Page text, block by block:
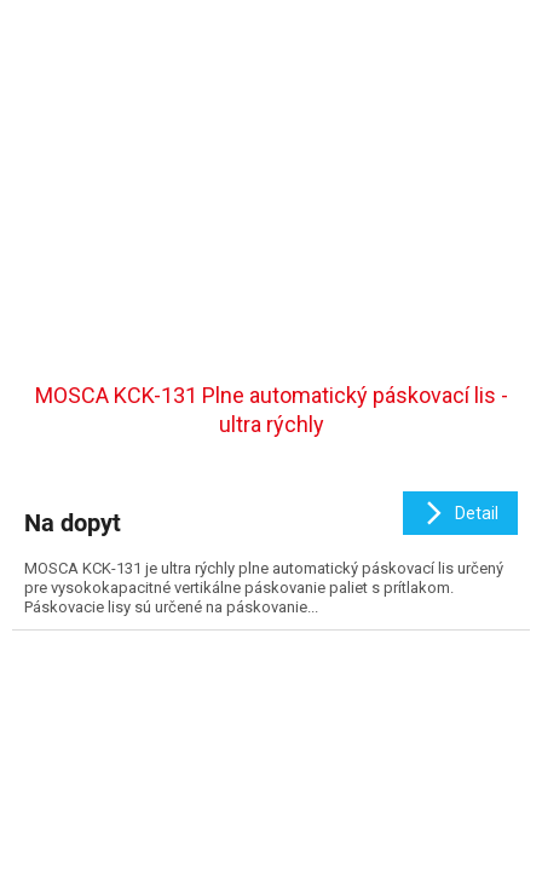
MOSCA KCK-131 Plne automatický páskovací lis -
ultra rýchly
Na dopyt Detail
MOSCA KCK-131 je ultra rýchly plne automatický páskovací lis určený
pre vysokokapacitné vertikálne páskovanie paliet s prítlakom.
Páskovacie lisy sú určené na páskovanie...